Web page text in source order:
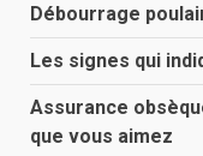
Débourrage
Les signes qui
Assurance
que vous aimez